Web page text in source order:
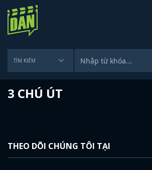
3 CHÚ ÚT
THEO DÕI CHÚNG TÔI TẠI